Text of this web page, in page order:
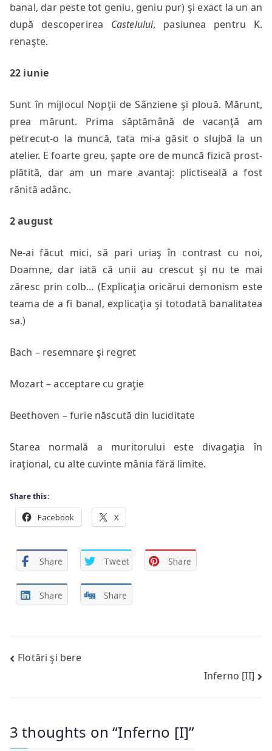
banal, dar peste tot geniu, geniu pur) şi exact la un an
după descoperirea Castelului, pasiunea pentru K.
renaşte.
22 iunie
Sunt în mijlocul Nopţii de Sânziene şi plouă. Mărunt,
prea mărunt. Prima săptămână de vacanţă am
petrecut-o la muncă, tata mi-a găsit o slujbă la un
atelier. E foarte greu, şapte ore de muncă fizică prost-
plătită, dar am un mare avantaj: plictiseală a fost
rănită adânc.
2 august
Ne-ai făcut mici, să pari uriaş în contrast cu noi,
Doamne, dar iată că unii au crescut şi nu te mai
zăresc prin colb… (Explicaţia oricărui demonism este
teama de a fi banal, explicaţia şi totodată banalitatea
sa.)
Bach – resemnare şi regret
Mozart – acceptare cu graţie
Beethoven – furie născută din luciditate
Starea normală a muritorului este divagaţia în
iraţional, cu alte cuvinte mânia fără limite.
Share this:
Facebook X
Share Tweet Share
Share Share
Post
Flotări şi bere
Inferno [II]
3 thoughts on “Inferno [I]”